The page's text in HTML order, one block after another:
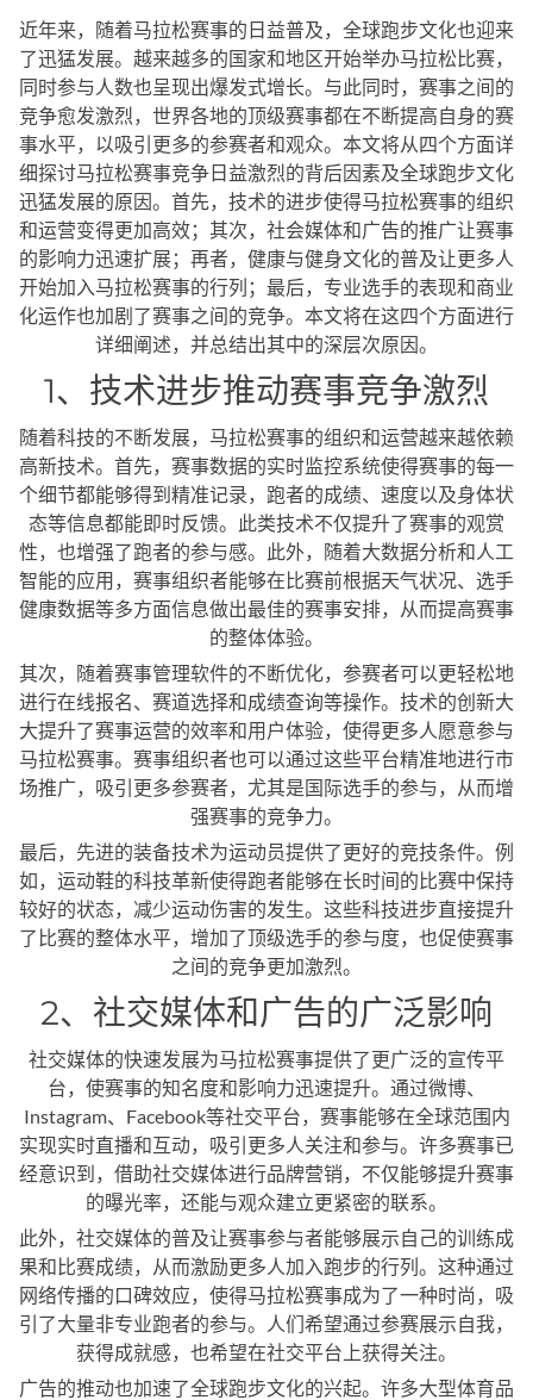
近年来，随着马拉松赛事的日益普及，全球跑步文化也迎来
了迅猛发展。越来越多的国家和地区开始举办马拉松比赛，
同时参与人数也呈现出爆发式增长。与此同时，赛事之间的
竞争愈发激烈，世界各地的顶级赛事都在不断提高自身的赛
事水平，以吸引更多的参赛者和观众。本文将从四个方面详
细探讨马拉松赛事竞争日益激烈的背后因素及全球跑步文化
迅猛发展的原因。首先，技术的进步使得马拉松赛事的组织
和运营变得更加高效；其次，社会媒体和广告的推广让赛事
的影响力迅速扩展；再者，健康与健身文化的普及让更多人
开始加入马拉松赛事的行列；最后，专业选手的表现和商业
化运作也加剧了赛事之间的竞争。本文将在这四个方面进行
详细阐述，并总结出其中的深层次原因。
1、技术进步推动赛事竞争激烈
随着科技的不断发展，马拉松赛事的组织和运营越来越依赖
高新技术。首先，赛事数据的实时监控系统使得赛事的每一
个细节都能够得到精准记录，跑者的成绩、速度以及身体状
态等信息都能即时反馈。此类技术不仅提升了赛事的观赏
性，也增强了跑者的参与感。此外，随着大数据分析和人工
智能的应用，赛事组织者能够在比赛前根据天气状况、选手
健康数据等多方面信息做出最佳的赛事安排，从而提高赛事
的整体体验。
其次，随着赛事管理软件的不断优化，参赛者可以更轻松地
进行在线报名、赛道选择和成绩查询等操作。技术的创新大
大提升了赛事运营的效率和用户体验，使得更多人愿意参与
马拉松赛事。赛事组织者也可以通过这些平台精准地进行市
场推广，吸引更多参赛者，尤其是国际选手的参与，从而增
强赛事的竞争力。
最后，先进的装备技术为运动员提供了更好的竞技条件。例
如，运动鞋的科技革新使得跑者能够在长时间的比赛中保持
较好的状态，减少运动伤害的发生。这些科技进步直接提升
了比赛的整体水平，增加了顶级选手的参与度，也促使赛事
之间的竞争更加激烈。
2、社交媒体和广告的广泛影响
社交媒体的快速发展为马拉松赛事提供了更广泛的宣传平
台，使赛事的知名度和影响力迅速提升。通过微博、
Instagram、Facebook等社交平台，赛事能够在全球范围内
实现实时直播和互动，吸引更多人关注和参与。许多赛事已
经意识到，借助社交媒体进行品牌营销，不仅能够提升赛事
的曝光率，还能与观众建立更紧密的联系。
此外，社交媒体的普及让赛事参与者能够展示自己的训练成
果和比赛成绩，从而激励更多人加入跑步的行列。这种通过
网络传播的口碑效应，使得马拉松赛事成为了一种时尚，吸
引了大量非专业跑者的参与。人们希望通过参赛展示自我，
获得成就感，也希望在社交平台上获得关注。
广告的推动也加速了全球跑步文化的兴起。许多大型体育品